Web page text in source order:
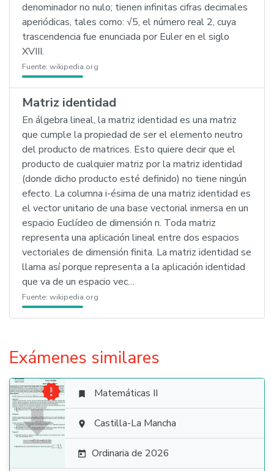
denominador no nulo; tienen infinitas cifras decimales
aperiódicas, tales como: √5, el número real 2, cuya
trascendencia fue enunciada por Euler en el siglo
XVIII.
Fuente: wikipedia.org
Matriz identidad
En álgebra lineal, la matriz identidad es una matriz
que cumple la propiedad de ser el elemento neutro
del producto de matrices. Esto quiere decir que el
producto de cualquier matriz por la matriz identidad
(donde dicho producto esté definido) no tiene ningún
efecto. La columna i-ésima de una matriz identidad es
el vector unitario de una base vectorial inmersa en un
espacio Euclídeo de dimensión n. Toda matriz
representa una aplicación lineal entre dos espacios
vectoriales de dimensión finita. La matriz identidad se
llama así porque representa a la aplicación identidad
que va de un espacio vec…
Fuente: wikipedia.org
Exámenes similares

  Matemáticas II
 Castilla-La Mancha
 Ordinaria de 2026